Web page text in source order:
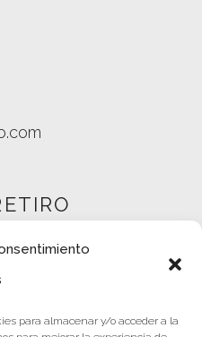
para almacenar y/o acceder a la